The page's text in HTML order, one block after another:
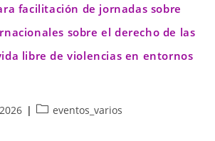
facilitación de jornadas sobre
sobre el derecho de las
libre de violencias en entornos
eventos_varios